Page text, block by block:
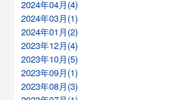
2024年04月(4)
2024年03月(1)
2024年01月(2)
2023年12月(4)
2023年10月(5)
2023年09月(1)
2023年08月(3)